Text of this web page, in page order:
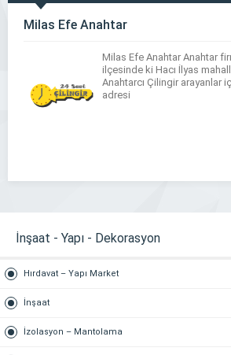
Milas Efe Anahtar
Milas Efe Anahtar Anahtar
ilçesinde ki Hacı İlyas
Anahtarcı Çilingir arayanlar
adresi
İnşaat - Yapı - Dekorasyon
Hırdavat – Yapı Market
İnşaat
İzolasyon – Mantolama